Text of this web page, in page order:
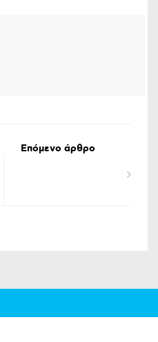
Επόμενο άρθρο